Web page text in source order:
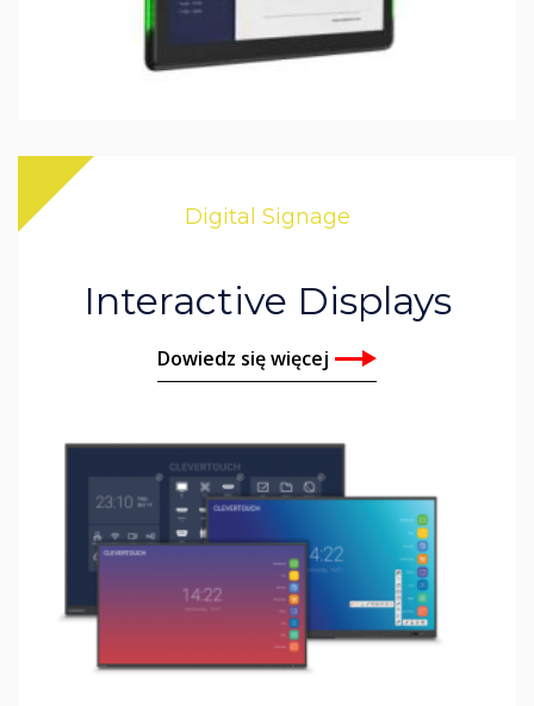
Digital Signage
Interactive Displays
Dowiedz się więcej